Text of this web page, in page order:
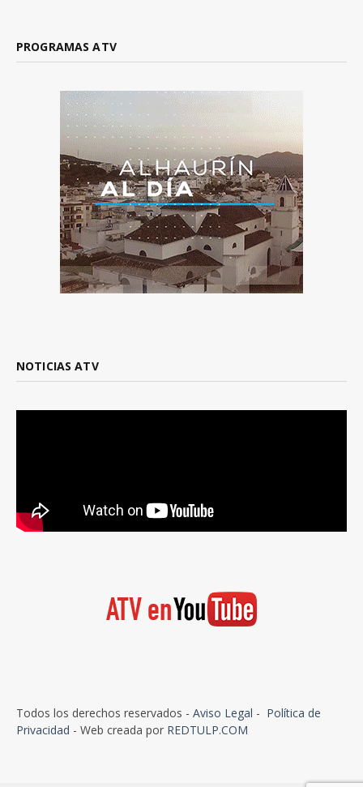
PROGRAMAS ATV
NOTICIAS ATV
Todos los derechos reservados - Aviso Legal - Política de
Privacidad - Web creada por REDTULP.COM